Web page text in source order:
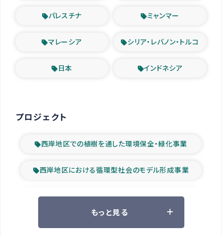
パレスチナ ミャンマー
マレーシア シリア・レバノン・トルコ
日本 インドネシア
プロジェクト
西岸地区での植樹を通した環境保全・緑化事業
西岸地区における循環型社会のモデル形成事業
ツアー参加者の声
もっと見る